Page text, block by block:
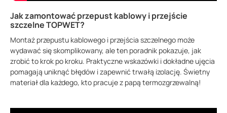
Jak zamontować przepust kablowy i przejście
szczelne TOPWET?
Montaż przepustu kablowego i przejścia szczelnego może
wydawać się skomplikowany, ale ten poradnik pokazuje, jak
zrobić to krok po kroku. Praktyczne wskazówki i dokładne ujęcia
pomagają uniknąć błędów i zapewnić trwałą izolację. Świetny
materiał dla każdego, kto pracuje z papą termozgrzewalną!